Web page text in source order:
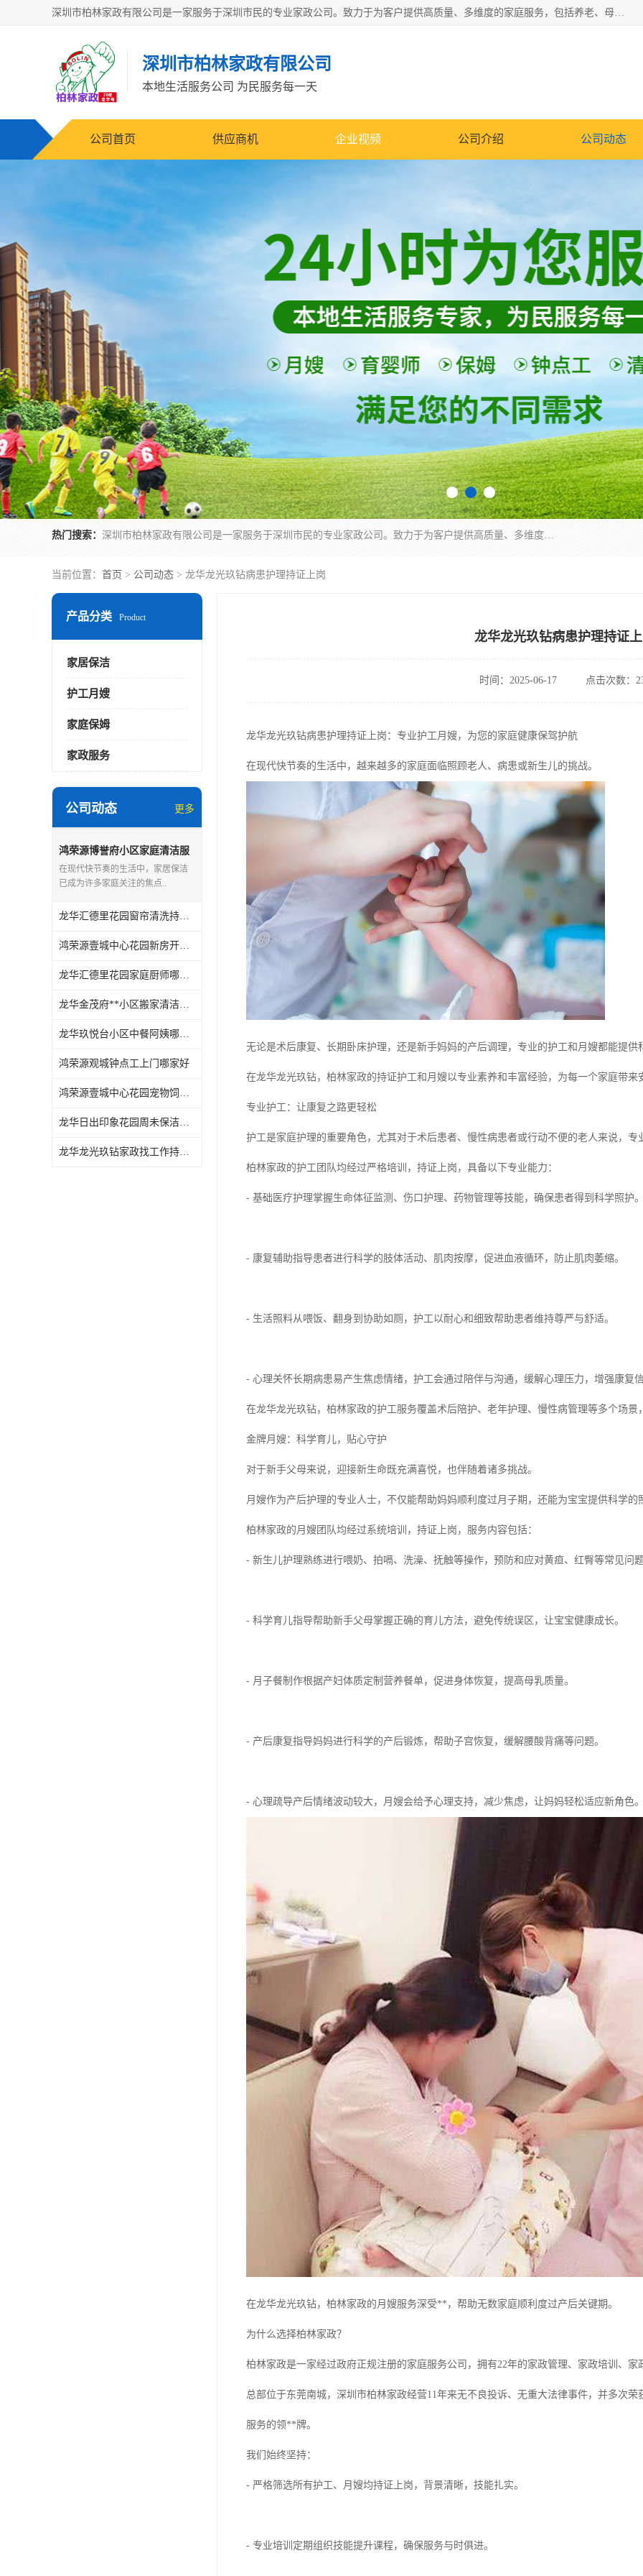
深圳市柏林家政有限公司是一家服务于深圳市民的专业家政公司。致力于为客户提供高质量、多维度的家庭服务，包括养老、母婴、月嫂育婴早教、康复理疗、家电清洗和保洁等方面的专业服务。
深圳市柏林家政有限公司
本地生活服务公司 为民服务每一天
公司首页 供应商机 企业视频 公司介绍 公司动态
热门搜索： 深圳市柏林家政有限公司是一家服务于深圳市民的专业家政公司。致力于为客户提供高质量、多维度的家庭服务，包括养老、母婴、月嫂育婴早教、康复理疗、家电清洗和保洁等方面的专业服务。
当前位置： 首页 > 公司动态 > 龙华龙光玖钻病患护理持证上岗
产品分类 Product
家居保洁
护工月嫂
家庭保姆
家政服务
公司动态 更多
鸿荣源博誉府小区家庭清洁服
务怎么样
在现代快节奏的生活中，家居保洁
已成为许多家庭关注的焦点..
龙华汇德里花园窗帘清洗持证上岗
鸿荣源壹城中心花园新房开荒保洁怎么样
龙华汇德里花园家庭厨师哪家好
龙华金茂府**小区搬家清洁怎么样
龙华玖悦台小区中餐阿姨哪家好
鸿荣源观城钟点工上门哪家好
鸿荣源壹城中心花园宠物饲养上门服务哪家好
龙华日出印象花园周未保洁持证上岗
龙华龙光玖钻家政找工作持证上岗
龙华龙光玖钻病患护理持证
时间：2025-06-17 点击次数：
龙华龙光玖钻病患护理持证上岗：专业护工月嫂，为您的家庭健康保驾护航
在现代快节奏的生活中，越来越多的家庭面临照顾老人、病患或新生儿的挑战。
无论是术后康复、长期卧床护理，还是新手妈妈的产后调理，专业的护工和月嫂都能提供
在龙华龙光玖钻，柏林家政的持证护工和月嫂以专业素养和丰富经验，为每一个家庭带来
专业护工：让康复之路更轻松
护工是家庭护理的重要角色，尤其对于术后患者、慢性病患者或行动不便的老人来说，
柏林家政的护工团队均经过严格培训，持证上岗，具备以下专业能力：
- 基础医疗护理掌握生命体征监测、伤口护理、药物管理等技能，确保患者得到科学照护
- 康复辅助指导患者进行科学的肢体活动、肌肉按摩，促进血液循环，防止肌肉萎缩。
- 生活照料从喂饭、翻身到协助如厕，护工以耐心和细致帮助患者维持尊严与舒适。
- 心理关怀长期病患易产生焦虑情绪，护工会通过陪伴与沟通，缓解心理压力，增强康复
在龙华龙光玖钻，柏林家政的护工服务覆盖术后陪护、老年护理、慢性病管理等多个场景
金牌月嫂：科学育儿，贴心守护
对于新手父母来说，迎接新生命既充满喜悦，也伴随着诸多挑战。
月嫂作为产后护理的专业人士，不仅能帮助妈妈顺利度过月子期，还能为宝宝提供科学的
柏林家政的月嫂团队均经过系统培训，持证上岗，服务内容包括：
- 新生儿护理熟练进行喂奶、拍嗝、洗澡、抚触等操作，预防和应对黄疸、红臀等常见问
- 科学育儿指导帮助新手父母掌握正确的育儿方法，避免传统误区，让宝宝健康成长。
- 月子餐制作根据产妇体质定制营养餐单，促进身体恢复，提高母乳质量。
- 产后康复指导妈妈进行科学的产后锻炼，帮助子宫恢复，缓解腰酸背痛等问题。
- 心理疏导产后情绪波动较大，月嫂会给予心理支持，减少焦虑，让妈妈轻松适应新角色
在龙华龙光玖钻，柏林家政的月嫂服务深受**，帮助无数家庭顺利度过产后关键期。
为什么选择柏林家政？
柏林家政是一家经过政府正规注册的家庭服务公司，拥有22年的家政管理、家政培训、
总部位于东莞南城，深圳市柏林家政经营11年来无不良投诉、无重大法律事件，并多次
服务的领**牌。
我们始终坚持：
- 严格筛选所有护工、月嫂均持证上岗，背景清晰，技能扎实。
- 专业培训定期组织技能提升课程，确保服务与时俱进。